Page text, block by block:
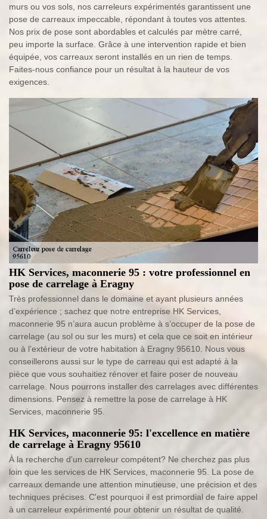
murs ou vos sols, nos carreleurs expérimentés garantissent une
pose de carreaux impeccable, répondant à toutes vos attentes.
Nos prix de pose sont abordables et calculés par mètre carré,
peu importe la surface. Grâce à une intervention rapide et bien
équipée, vos carreaux seront installés en un rien de temps.
Faites-nous confiance pour un résultat à la hauteur de vos
exigences.
HK Services, maconnerie 95 : votre professionnel en
pose de carrelage à Eragny
Très professionnel dans le domaine et ayant plusieurs années
d’expérience ; sachez que notre entreprise HK Services,
maconnerie 95 n’aura aucun problème à s’occuper de la pose de
carrelage (au sol ou sur les murs) et cela que ce soit en intérieur
ou à l’extérieur de votre habitation à Eragny 95610. Nous vous
conseillerons aussi sur le type de carreau qui est adapté à la
pièce que vous souhaitiez rénover et faire poser de nouveau
carrelage. Nous pourrons installer des carrelages avec différentes
dimensions. Pensez à remettre la pose de carrelage à HK
Services, maconnerie 95.
HK Services, maconnerie 95: l'excellence en matière
de carrelage à Eragny 95610
À la recherche d'un carreleur compétent? Ne cherchez pas plus
loin que les services de HK Services, maconnerie 95. La pose de
carreaux demande une attention minutieuse, une précision et des
techniques précises. C'est pourquoi il est primordial de faire appel
à un carreleur expérimenté pour obtenir un résultat de qualité.